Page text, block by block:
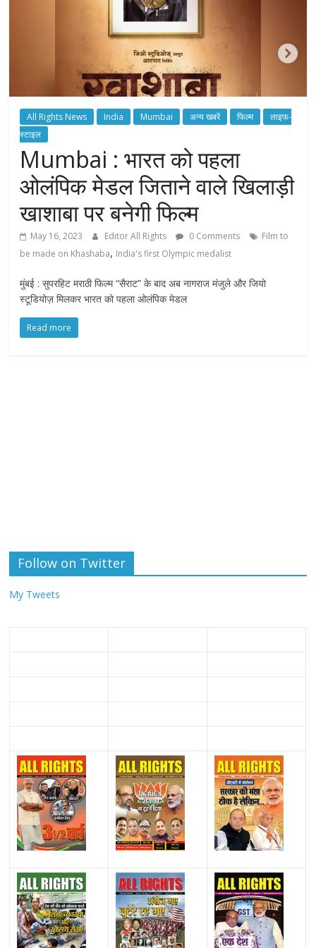
All Rights News India Mumbai अन्य खबरें फिल्म
लाइफ-
स्टाइल
Mumbai : भारत को पहला
ओलंपिक मेडल जिताने वाले खिलाड़ी
खाशाबा पर बनेगी फिल्म
May 16, 2023 Editor All Rights 0 Comments
Film to
be made on Khashaba, India's first Olympic medalist
मुंबई : सुपरहिट मराठी फिल्म “सैराट” के बाद अब नागराज मंजुले और जियो
स्टूडियोज़ मिलकर भारत को पहला ओलंपिक मेडल
Read more
Follow on Twitter
My Tweets